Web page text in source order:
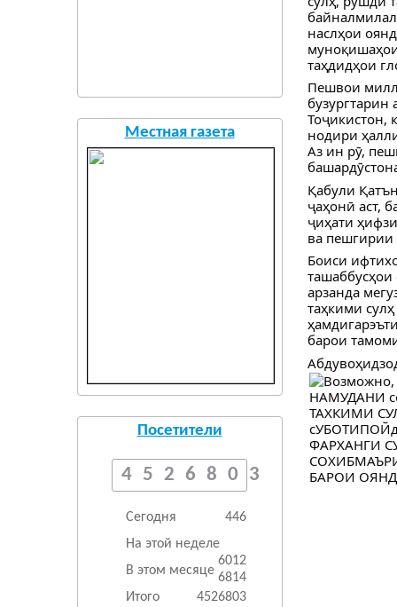
Местная газета
Посетители
4526803
Сегодня
446
На этой неделе
6012
В этом месяце 6814
Итого
4526803
наслҳои
таҳдидҳои
Пешвои
Тоҷикистон,
нодири
Аз ин рӯ,
Қабули
ҷаҳонӣ аст,
ҷиҳати
ва пешгирии
Боиси
арзанда
таҳкими
барои